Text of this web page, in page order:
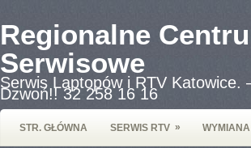
Regionalne
Serwisowe
Serwis Laptopów i RTV Katowice.
Dzwoń!! 32 258 16 16
STR. GŁÓWNA SERWIS RTV »